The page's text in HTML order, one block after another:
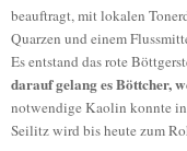
beauftragt, mit lokalen
Quarzen und einem
Es entstand das rote
darauf gelang es Böttcher,
notwendige Kaolin konnte
Seilitz wird bis heute zum